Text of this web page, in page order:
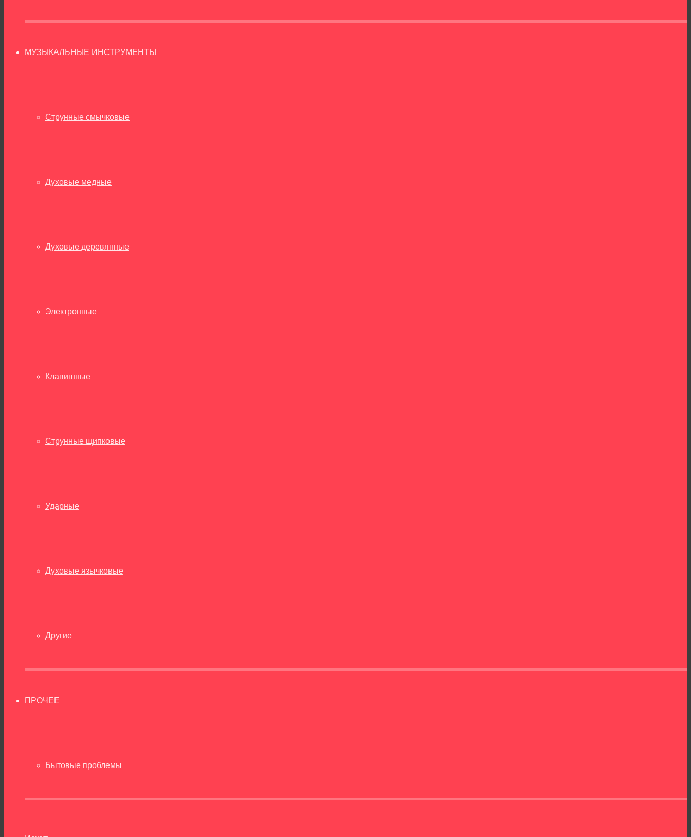
МУЗЫКАЛЬНЫЕ ИНСТРУМЕНТЫ
Струнные смычковые
Духовые медные
Духовые деревянные
Электронные
Клавишные
Струнные щипковые
Ударные
Духовые язычковые
Другие
ПРОЧЕЕ
Бытовые проблемы